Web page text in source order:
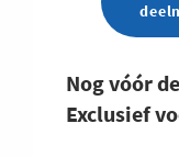
Nog vóór
Exclusief